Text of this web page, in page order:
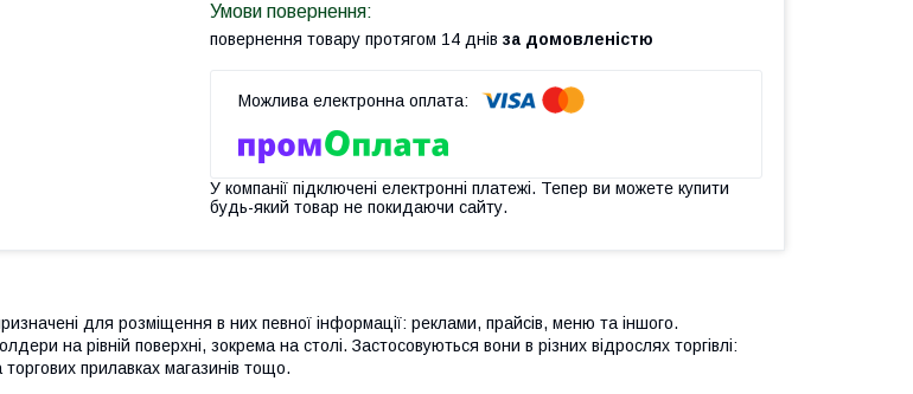
повернення товару протягом 14 днів за домовленістю
У компанії підключені електронні платежі. Тепер ви можете купити
будь-який товар не покидаючи сайту.
для розміщення в них певної інформації: реклами, прайсів, меню та іншого.
на рівній поверхні, зокрема на столі. Застосовуються вони в різних відрослях торгівлі:
прилавках магазинів тощо.